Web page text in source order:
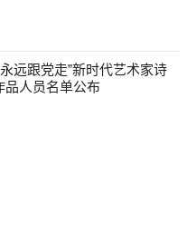
远跟党走”新时代艺术家诗
品人员名单公布